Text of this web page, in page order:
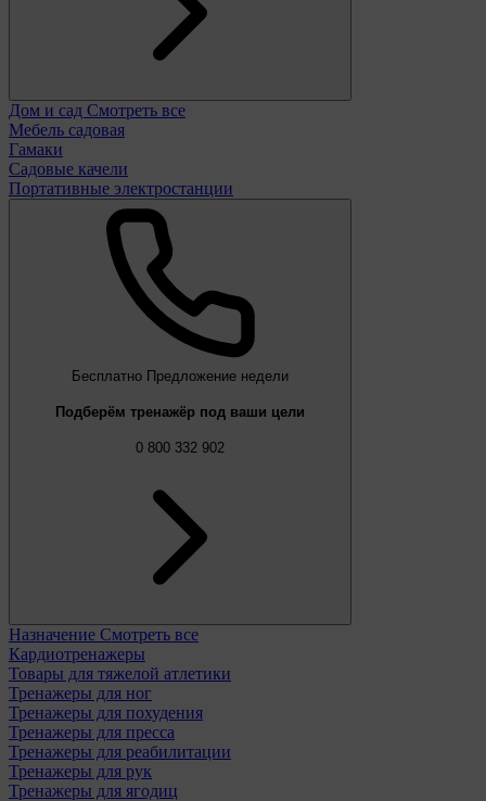
Дом и сад Смотреть все
Мебель садовая
Гамаки
Садовые качели
Портативные электростанции
Бесплатно Предложение недели
Подберём тренажёр под ваши цели
0 800 332 902
Назначение Смотреть все
Кардиотренажеры
Товары для тяжелой атлетики
Тренажеры для ног
Тренажеры для похудения
Тренажеры для пресса
Тренажеры для реабилитации
Тренажеры для рук
Тренажеры для ягодиц